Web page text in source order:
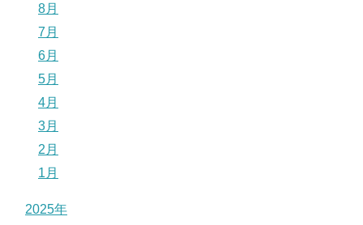
8月
7月
6月
5月
4月
3月
2月
1月
2025年